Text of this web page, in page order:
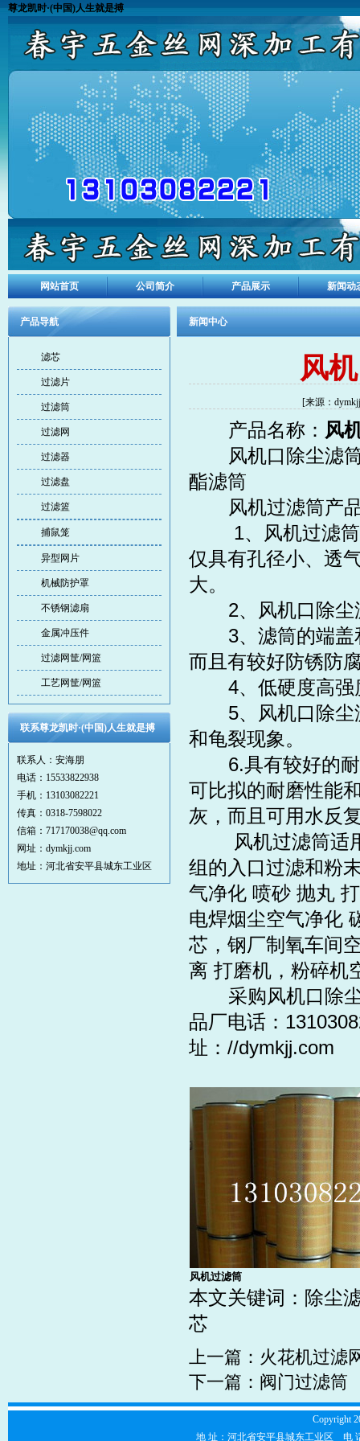
尊龙凯时·(中国)人生就是搏
网站首页 公司简介 产品展示 新闻动
产品导航
滤芯
过滤片
过滤筒
过滤网
过滤器
过滤盘
过滤篮
捕鼠笼
异型网片
机械防护罩
不锈钢滤扇
金属冲压件
过滤网筐/网篮
工艺网筐/网篮
联系尊龙凯时·(中国)人生就是搏
联系人：安海朋
电话：15533822938
手机：13103082221
传真：0318-7598022
信箱：717170038@qq.com
网址：dymkjj.com
地址：河北省安平县城东工业区
新闻中心
风
[来源：
产品名称： 风
风机口除尘滤筒
酯滤筒
风机过滤筒产
1、风机过滤筒
仅具有孔径小、透
大。
2、风机口除尘
3、滤筒的端盖
而且有较好防锈防
4、低硬度高强
5、风机口除尘
和龟裂现象。
6.具有较好的耐
可比拟的耐磨性能
灰，而且可用水反
风机过滤筒适用
组的入口过滤和粉
气净化 喷砂 抛丸
电焊烟尘空气净化
芯 ，钢厂制氧车间
离 打磨机，粉碎机
采购风机口除尘
品厂电话：
址： //dymkjj.com
风机过滤筒
本文关键词：除尘
芯
上一篇： 火花机过滤
下一篇： 阀门过滤筒
Copyright
地 址：河北省安平县城东工业区 电 话